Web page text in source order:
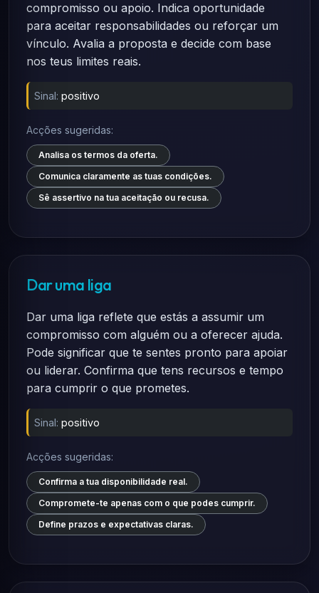
compromisso ou apoio. Indica oportunidade
para aceitar responsabilidades ou reforçar um
vínculo. Avalia a proposta e decide com base
nos teus limites reais.
Sinal: positivo
Acções sugeridas:
Analisa os termos da oferta.
Comunica claramente as tuas condições.
Sê assertivo na tua aceitação ou recusa.
Dar uma liga
Dar uma liga reflete que estás a assumir um
compromisso com alguém ou a oferecer ajuda.
Pode significar que te sentes pronto para apoiar
ou liderar. Confirma que tens recursos e tempo
para cumprir o que prometes.
Sinal: positivo
Acções sugeridas:
Confirma a tua disponibilidade real.
Compromete-te apenas com o que podes cumprir.
Define prazos e expectativas claras.